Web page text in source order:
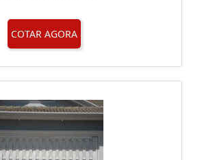
COTAR AGORA